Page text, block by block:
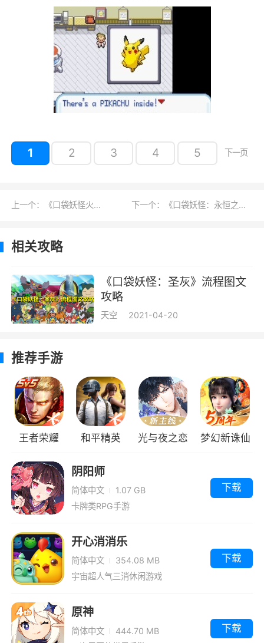
1 2 3 4 5 下一页
上一个：《口袋妖怪火红》全流程图文攻略 下一个：《口袋妖怪：永恒之沫》3.0一周目图文攻略
相关攻略
《口袋妖怪：圣灰》流程图文
攻略
天空 2021-04-20
推荐手游
王者荣耀 和平精英 光与夜之恋 梦幻新诛仙
阴阳师
简体中文
1.07 GB
卡牌类RPG手游
下载
开心消消乐
简体中文
354.08 MB
宇宙超人气三消休闲游戏
下载
原神
简体中文
444.70 MB
下载